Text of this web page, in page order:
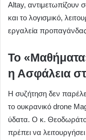
Altay, αντιμετωπίζουν
και το λογισμικό,
εργαλεία
Το
η Ασφάλεια
Η συζήτηση δεν
το ουκρανικό drone
ύδατα. Ο κ.
πρέπει να